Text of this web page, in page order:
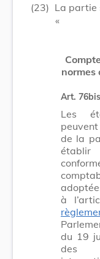
(23) La partie
​ «
normes
Art.
Les
de la
établir
à
du 19
des